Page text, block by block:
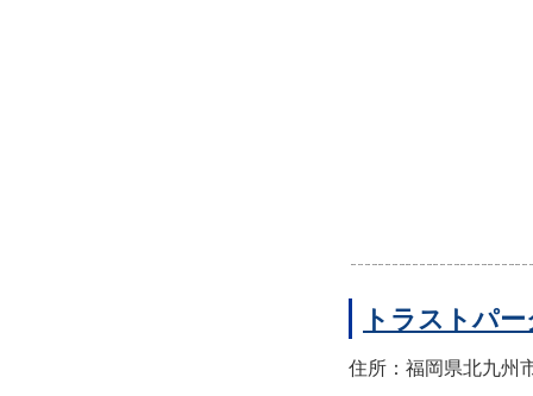
トラストパ
住所：福岡県北九州